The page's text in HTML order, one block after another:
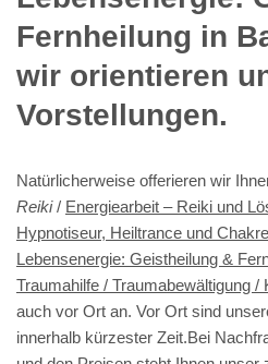
Fernheilung in
wir orientieren
Vorstellungen.
Natürlicherweise offerieren wir
Reiki/ Energiearbeit – Reiki und
Hypnotiseur, Heiltrance und
Lebensenergie: Geistheilung &
Traumahilfe / Traumabewältigung /
auch vor Ort an. Vor Ort sind
innerhalb kürzester Zeit.Bei